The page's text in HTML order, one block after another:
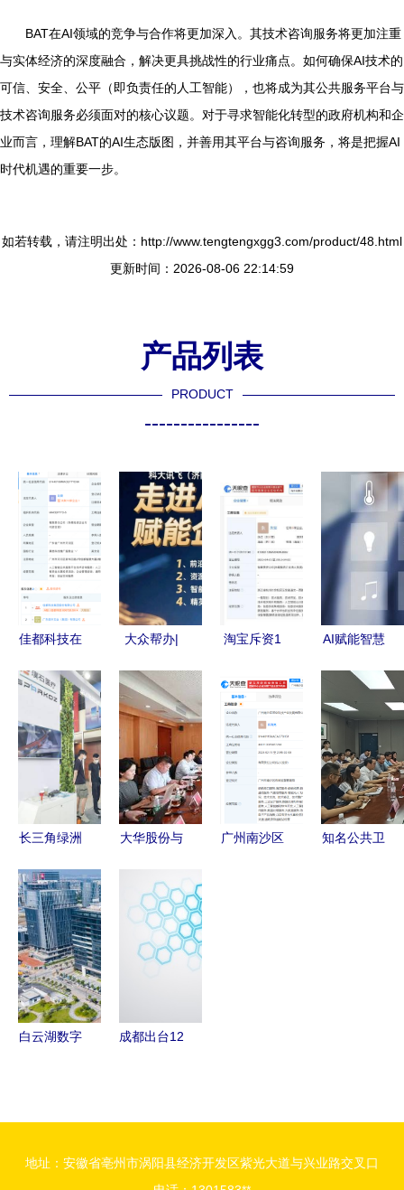
BAT在AI领域的竞争与合作将更加深入。其技术咨询服务将更加注重
与实体经济的深度融合，解决更具挑战性的行业痛点。如何确保AI技术的
可信、安全、公平（即负责任的人工智能），也将成为其公共服务平台与
技术咨询服务必须面对的核心议题。对于寻求智能化转型的政府机构和企
业而言，理解BAT的AI生态版图，并善用其平台与咨询服务，将是把握AI
时代机遇的重要一步。
如若转载，请注明出处：http://www.tengtengxgg3.com/product/48.html
更新时间：2026-08-06 22:14:59
产品列表
PRODUCT
----------------
佳都科技在
工智能公共
服务平台技
术咨询服务
公司，注册
资本达1.6
亿
大众帮办|
转型路径
全省中小企
业AI赋能专
场活动即将
启幕
淘宝斥资1
AI技术咨询
服务平台，
赋能中小企
业智能化转
型
AI赋能智慧
市场浪潮下
的公共服务
智能化升级
长三角绿洲
项目在
2022世界
人工智能大
会崭露头
角，人工智
能公共服务
大华股份与
团强强联
合，签署战
略合作协议
平台新生态
广州南沙区
知名公共卫
白云湖数字
元，助力人
成都出台12
务平台技术
地址：安徽省亳州市涡阳县经济开发区紫光大道与兴业路交叉口